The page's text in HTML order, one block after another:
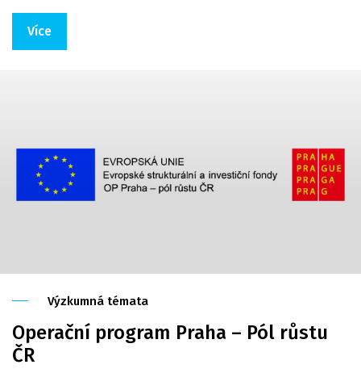
Více
Výzkumná témata
Operační program Praha – Pól růstu
ČR